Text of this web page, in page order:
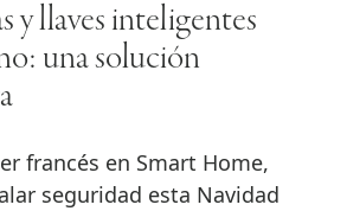
y llaves inteligentes
una solución
francés en Smart Home,
seguridad esta Navidad